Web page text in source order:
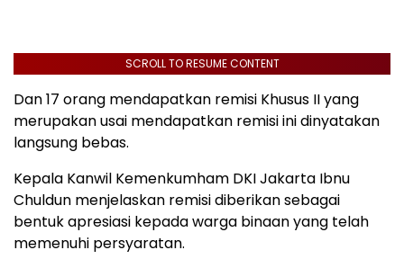
SCROLL TO RESUME CONTENT
Dan 17 orang mendapatkan remisi Khusus II yang
merupakan usai mendapatkan remisi ini dinyatakan
langsung bebas.
Kepala Kanwil Kemenkumham DKI Jakarta Ibnu
Chuldun menjelaskan remisi diberikan sebagai
bentuk apresiasi kepada warga binaan yang telah
memenuhi persyaratan.